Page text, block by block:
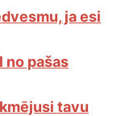
ja esi
no pašas
tavu